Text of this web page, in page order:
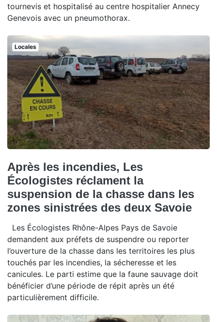
tournevis et hospitalisé au centre hospitalier Annecy
Genevois avec un pneumothorax.
Locales
Après les incendies, Les
Écologistes réclament la
suspension de la chasse dans les
zones sinistrées des deux Savoie
Les Écologistes Rhône-Alpes Pays de Savoie
demandent aux préfets de suspendre ou reporter
l’ouverture de la chasse dans les territoires les plus
touchés par les incendies, la sécheresse et les
canicules. Le parti estime que la faune sauvage doit
bénéficier d’une période de répit après un été
particulièrement difficile.